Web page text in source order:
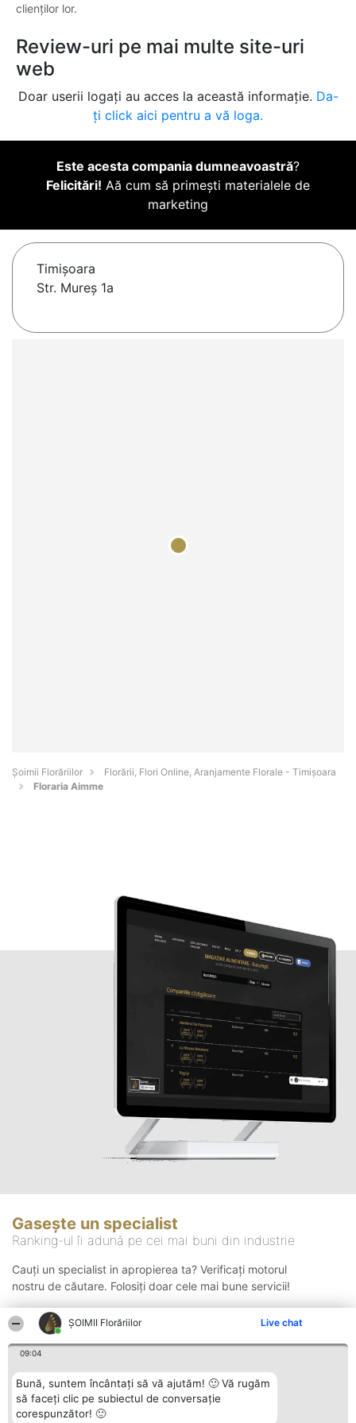
ȘOIMII Florăriilor Live chat
09:04
Bună, suntem încântați să vă ajutăm! 🙂 Vă rugăm
să faceți clic pe subiectul de conversație
corespunzător! 🙂
clienților lor.
Review-uri pe mai multe site-uri
web
Doar userii logați au acces la această informație. Da-
ți click aici pentru a vă loga.
Este acesta compania dumneavoastră?
Felicitări! Aă cum să primești materialele de
marketing
Timişoara
Str. Mureș 1a
Șoimii Florăriilor
Florării, Flori Online, Aranjamente Florale - Timişoara
Floraria Aimme
Gasește un specialist
Ranking-ul îi adună pe cei mai buni din industrie
Cauți un specialist in apropierea ta? Verificați motorul
nostru de căutare. Folosiți doar cele mai bune servicii!